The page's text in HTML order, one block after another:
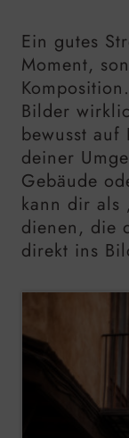
Ein gutes
Moment,
Bilder
bewusst
deiner
Gebäude
kann dir als
dienen, die
direkt ins